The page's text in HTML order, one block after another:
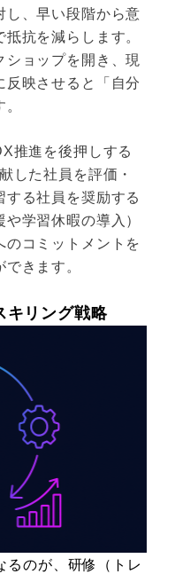
し、早い段階から意
抗を減らします。
ショップを開き、現
反映させると「自分
推進を後押しする
した社員を評価・
する社員を奨励する
学習休暇の導入）
のコミットメントを
きます。
キリング戦略
るのが、研修（トレ